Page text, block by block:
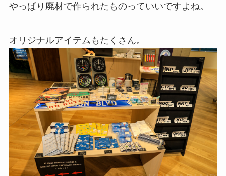
やっぱり廃材で作られたものっていいですよね。
オリジナルアイテムもたくさん。